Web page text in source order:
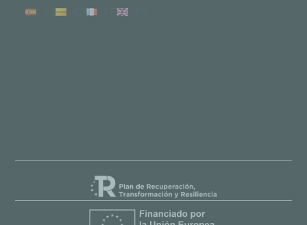
ES CA FR